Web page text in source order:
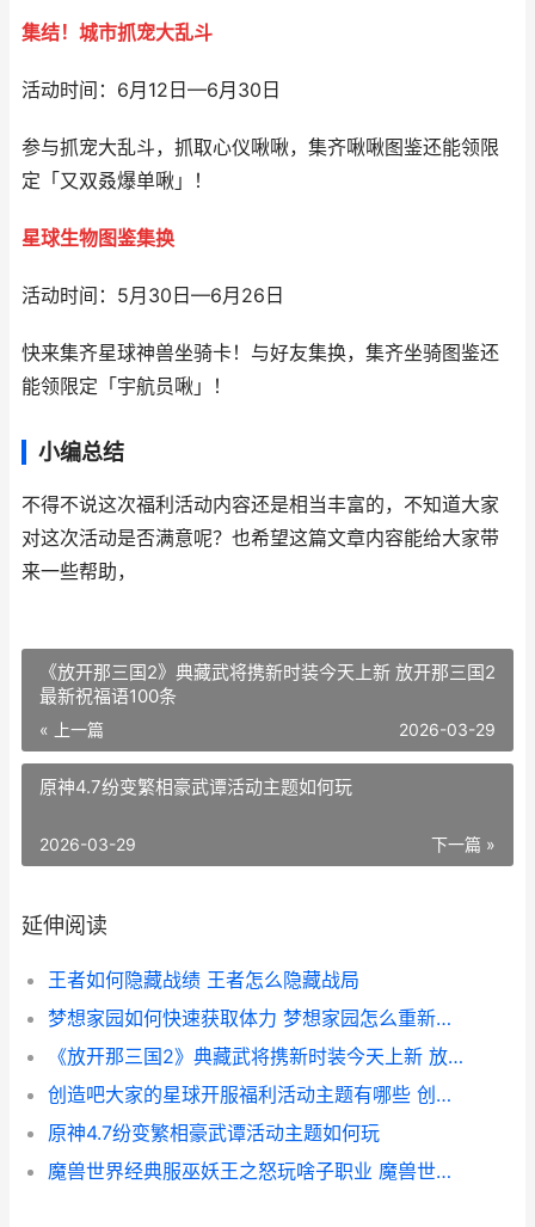
集结！城市抓宠大乱斗
活动时间：6月12日—6月30日
参与抓宠大乱斗，抓取心仪啾啾，集齐啾啾图鉴还能领限
定「又双叒爆单啾」！
星球生物图鉴集换
活动时间：5月30日—6月26日
快来集齐星球神兽坐骑卡！与好友集换，集齐坐骑图鉴还
能领限定「宇航员啾」！
小编总结
不得不说这次福利活动内容还是相当丰富的，不知道大家
对这次活动是否满意呢？也希望这篇文章内容能给大家带
来一些帮助，
《放开那三国2》典藏武将携新时装今天上新 放开那三国2
最新祝福语100条
« 上一篇 2026-03-29
原神4.7纷变繁相豪武谭活动主题如何玩
下一篇 »
2026-03-29
延伸阅读
王者如何隐藏战绩 王者怎么隐藏战局
梦想家园如何快速获取体力 梦想家园怎么重新开始
《放开那三国2》典藏武将携新时装今天上新 放开那三国2最新祝福语100条
创造吧大家的星球开服福利活动主题有哪些 创造之星什么意思
原神4.7纷变繁相豪武谭活动主题如何玩
魔兽世界经典服巫妖王之怒玩啥子职业 魔兽世界经典服情人节大礼包是什么